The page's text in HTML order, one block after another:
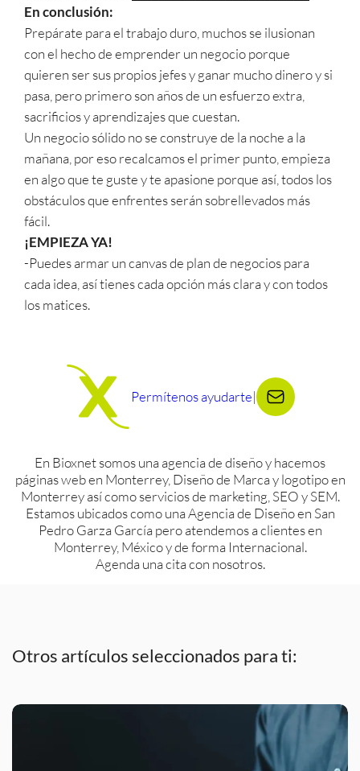
En conclusión:
Prepárate para el trabajo duro, muchos se ilusionan
con el hecho de emprender un negocio porque
quieren ser sus propios jefes y ganar mucho dinero y si
pasa, pero primero son años de un esfuerzo extra,
sacrificios y aprendizajes que cuestan.
Un negocio sólido no se construye de la noche a la
mañana, por eso recalcamos el primer punto, empieza
en algo que te guste y te apasione porque así, todos los
obstáculos que enfrentes serán sobrellevados más
fácil.
¡EMPIEZA YA!
-Puedes armar un canvas de plan de negocios para
cada idea, así tienes cada opción más clara y con todos
los matices.
Permítenos ayudarte|
En Bioxnet somos una agencia de diseño y hacemos
páginas web en Monterrey, Diseño de Marca y logotipo en
Monterrey así como servicios de marketing, SEO y SEM.
Estamos ubicados como una Agencia de Diseño en San
Pedro Garza García pero atendemos a clientes en
Monterrey, México y de forma Internacional.
Agenda una cita con nosotros.
Otros artículos seleccionados para ti: